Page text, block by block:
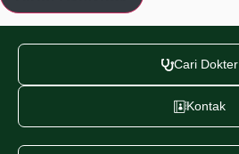
Cari Dokter
Kontak